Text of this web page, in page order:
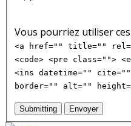
Vous pourriez utiliser ces
<a href="" title=""
<code> <pre class="">
<ins datetime=""
border="" alt=""
Submitting Envoyer